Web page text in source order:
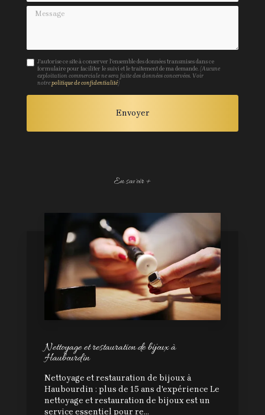
Message
J'autorise ce site à conserver l'ensemble des données transmises dans ce
formulaire pour faciliter le suivi et le traitement de ma demande.(Aucune
exploitation commerciale ne sera faite des données concervées. Voir
notrepolitique de confidentialité)
En savoir +
Nettoyage et restauration de bijoux à
Haubourdin
Nettoyage et restauration de bijoux à
Haubourdin : plus de 15 ans d'expérience Le
nettoyage et restauration de bijoux est un
service essentiel pour re...